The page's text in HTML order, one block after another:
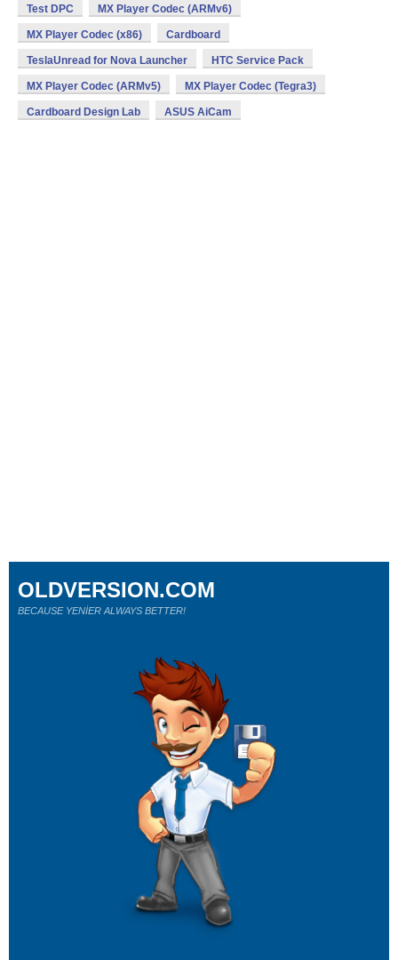
Test DPC MX Player Codec (ARMv6)
MX Player Codec (x86) Cardboard
TeslaUnread for Nova Launcher HTC Service Pack
MX Player Codec (ARMv5) MX Player Codec (Tegra3)
Cardboard Design Lab ASUS AiCam
OLDVERSION.COM
BECAUSE YENİER ALWAYS BETTER!